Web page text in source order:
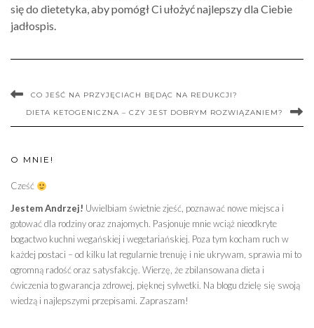
się do dietetyka, aby pomógł Ci ułożyć najlepszy dla Ciebie
jadłospis.
CO JEŚĆ NA PRZYJĘCIACH BĘDĄC NA REDUKCJI?
DIETA KETOGENICZNA – CZY JEST DOBRYM ROZWIĄZANIEM?
O MNIE!
Cześć
Jestem Andrzej! Uwielbiam świetnie zjeść, poznawać nowe miejsca i
gotować dla rodziny oraz znajomych. Pasjonuje mnie wciąż nieodkryte
bogactwo kuchni wegańskiej i wegetariańskiej. Poza tym kocham ruch w
każdej postaci – od kilku lat regularnie trenuję i nie ukrywam, sprawia mi to
ogromną radość oraz satysfakcję. Wierzę, że zbilansowana dieta i
ćwiczenia to gwarancja zdrowej, pięknej sylwetki. Na blogu dzielę się swoją
wiedzą i najlepszymi przepisami. Zapraszam!